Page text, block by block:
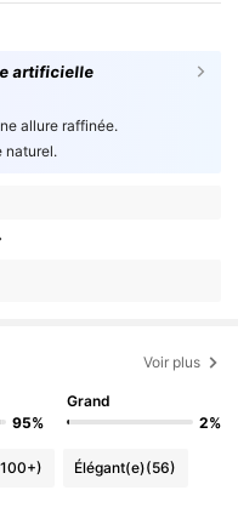
artificielle
allure raffinée.
naturel.
Voir plus
95%
Grand
2%
Élégant(e)(56)